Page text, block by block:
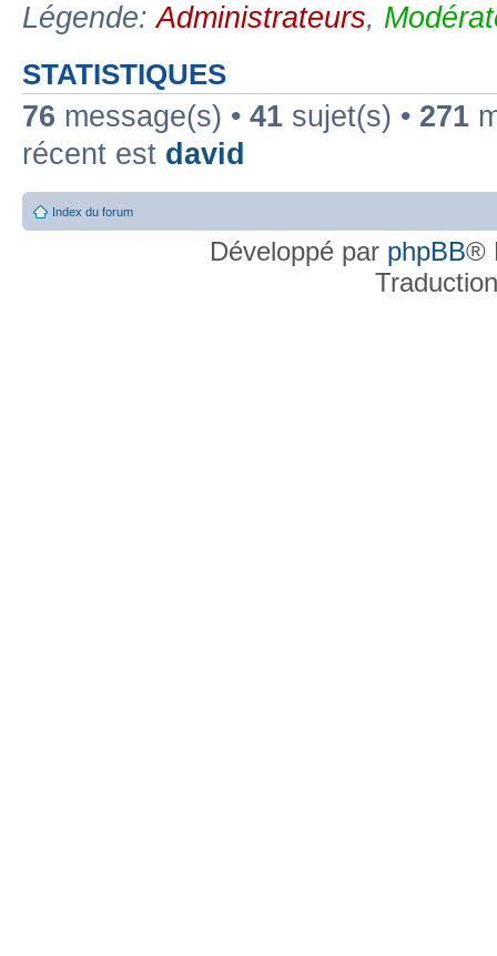
Légende:Administrateurs,
STATISTIQUES
76 message(s) • 41 sujet(s) • 271
récent est david
Index du forum
Développé par phpBB®